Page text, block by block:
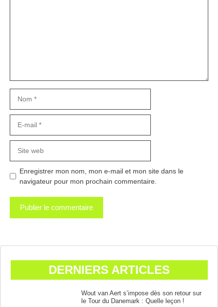
mail
web
Enregistrer mon nom, mon e-mail et mon site dans le
navigateur pour mon prochain commentaire.
DERNIERS ARTICLES
Wout van Aert s’impose dès son retour sur
le Tour du Danemark : Quelle leçon !